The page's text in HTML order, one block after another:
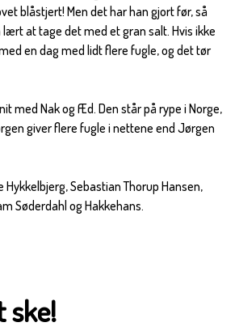
blåstjert! Men det har han gjort før, så
at tage det med et gran salt. Hvis ikke
en dag med lidt flere fugle, og det tør
med Nak og Æd. Den står på rype i Norge,
giver flere fugle i nettene end Jørgen
Hykkelbjerg, Sebastian Thorup Hansen,
Søderdahl og Hakkehans.
ske!